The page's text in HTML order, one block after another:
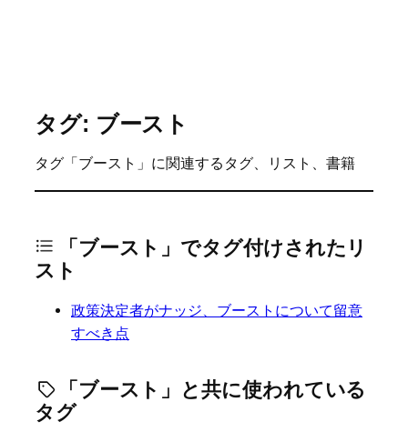
タグ: ブースト
タグ「ブースト」に関連するタグ、リスト、書籍
「ブースト」でタグ付けされたリ
スト
政策決定者がナッジ、ブーストについて留意
すべき点
「ブースト」と共に使われている
タグ